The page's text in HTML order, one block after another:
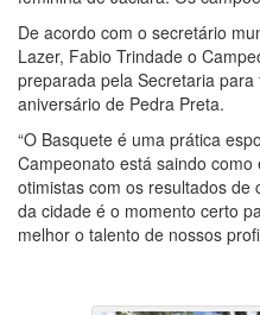
De acordo com o secretário
Lazer, Fabio Trindade o
preparada pela Secretaria
aniversário de Pedra Preta.
“O Basquete é uma prática
Campeonato está saindo
otimistas com os resultados de
da cidade é o momento certo
melhor o talento de nossos